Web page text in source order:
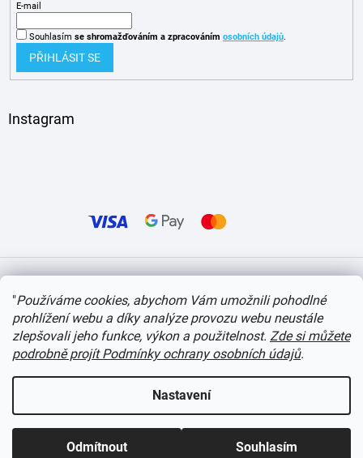
"Používáme cookies, abychom Vám umožnili pohodlné
prohlížení webu a díky analýze provozu webu neustále
zlepšovali jeho funkce, výkon a použitelnost. Zde si můžete
podrobně projít Podmínky ochrany osobních údajů.
Nastavení
Odmítnout Souhlasím
E-mail
Souhlasím se shromažďováním a zpracováním osobních údajů.
PŘIHLÁSIT SE
Instagram
Copyright 2026 itvlaky.cz . Všechna práva vyhrazena. Upravit nastavení cookies